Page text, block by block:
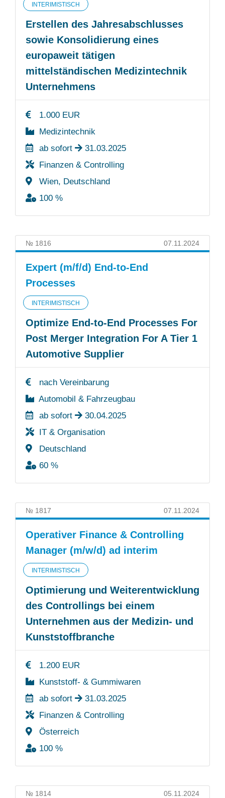
INTERIMISTISCH
Erstellen des Jahresabschlusses
sowie Konsolidierung eines
europaweit tätigen
mittelständischen Medizintechnik
Unternehmens
1.000 EUR
Medizintechnik
ab sofort
31.03.2025
Finanzen & Controlling
Wien, Deutschland
100 %
№ 1816 07.11.2024
Expert (m/f/d) End-to-End
Processes
INTERIMISTISCH
Optimize End-to-End Processes For
Post Merger Integration For A Tier 1
Automotive Supplier
nach Vereinbarung
Automobil & Fahrzeugbau
ab sofort
30.04.2025
IT & Organisation
Deutschland
60 %
№ 1817 07.11.2024
Operativer Finance & Controlling
Manager (m/w/d) ad interim
INTERIMISTISCH
Optimierung und Weiterentwicklung
des Controllings bei einem
Unternehmen aus der Medizin- und
Kunststoffbranche
1.200 EUR
Kunststoff- & Gummiwaren
ab sofort
31.03.2025
Finanzen & Controlling
Österreich
100 %
№ 1814 05.11.2024